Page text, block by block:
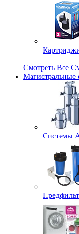
Смотреть Все
Магистральные
Системы